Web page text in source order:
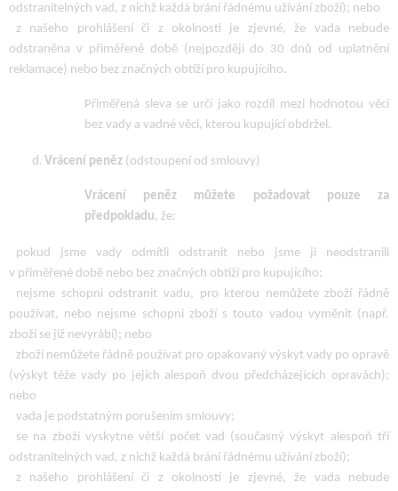
odstranitelných vad, z nichž každá brání řádnému užívání zboží); nebo
z našeho prohlášení či z okolností je zjevné, že vada nebude
odstraněna v přiměřené době (nejpozději do 30 dnů od uplatnění
reklamace) nebo bez značných obtíží pro kupujícího.
Přiměřená sleva se určí jako rozdíl mezi hodnotou věci
bez vady a vadné věci, kterou kupující obdržel.
Vrácení peněz (odstoupení od smlouvy)
Vrácení peněz můžete požadovat
pouze za
předpokladu, že:
pokud jsme vady odmítli odstranit nebo jsme ji neodstranili
v přiměřené době nebo bez značných obtíží pro kupujícího;
nejsme schopni odstranit vadu, pro kterou nemůžete zboží řádně
používat, nebo nejsme schopni zboží s touto vadou vyměnit (např.
zboží se již nevyrábí); nebo
zboží nemůžete řádně používat pro opakovaný výskyt vady po opravě
(výskyt téže vady po jejích alespoň dvou předcházejících opravách);
nebo
vada je podstatným porušením smlouvy;
se na zboží vyskytne větší počet vad (současný výskyt alespoň tří
odstranitelných vad, z nichž každá brání řádnému užívání zboží);
z našeho prohlášení či z okolností je zjevné, že vada nebude